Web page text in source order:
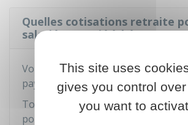
Quelles cotisations retraite
salarié expatrié à l'étranger ?
Vous devez cotiser pour votre
pays où vous travaillez.
Toutefois, vous pouvez
pour votre retraite française auprès
This site uses
gives you control
you want to